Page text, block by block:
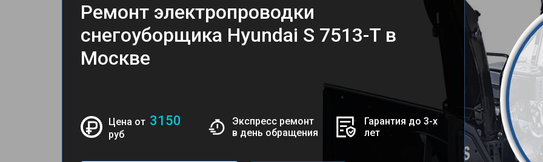
Ремонт электропроводки
снегоуборщика Hyundai S 7513-T в
Москве
Цена от 3150
руб
Экспресс ремонт
в день обращения
Гарантия до 3-х
лет